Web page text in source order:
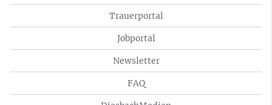
Trauerportal
Jobportal
Newsletter
FAQ